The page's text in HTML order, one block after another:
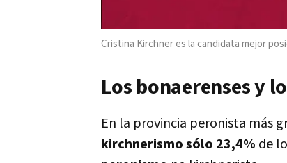
Cristina Kirchner es la candidata mejor
Los bonaerenses y
En la provincia peronista más
kirchnerismo sólo 23,4% de